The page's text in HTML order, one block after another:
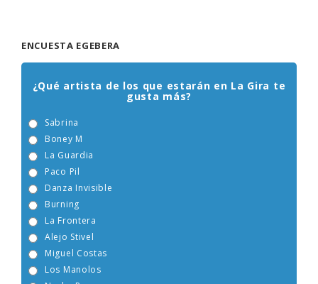
ENCUESTA EGEBERA
¿Qué artista de los que estarán en La Gira te
gusta más?
Sabrina
Boney M
La Guardia
Paco Pil
Danza Invisible
Burning
La Frontera
Alejo Stivel
Miguel Costas
Los Manolos